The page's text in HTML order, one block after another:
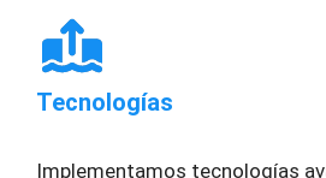
Tecnologías
Implementamos tecnologías